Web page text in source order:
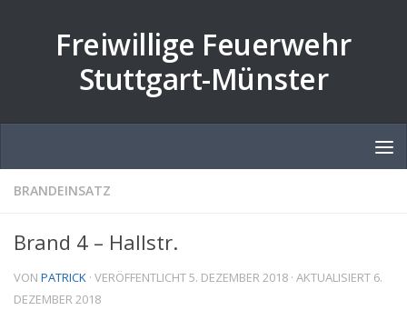
Freiwillige Feuerwehr
Stuttgart-Münster
BRANDEINSATZ
Brand 4 – Hallstr.
VON PATRICK · VERÖFFENTLICHT5. DEZEMBER 2018 · AKTUALISIERT 6.
DEZEMBER 2018